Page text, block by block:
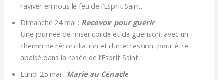
raviver en nous le feu de l’Esprit Saint.
Dimanche 24 mai : Recevoir pour guérir
Une journée de miséricorde et de guérison, avec un
chemin de réconciliation et d’intercession, pour être
apaisé dans la rosée de l’Esprit Saint
Lundi 25 mai : Marie au Cénacle